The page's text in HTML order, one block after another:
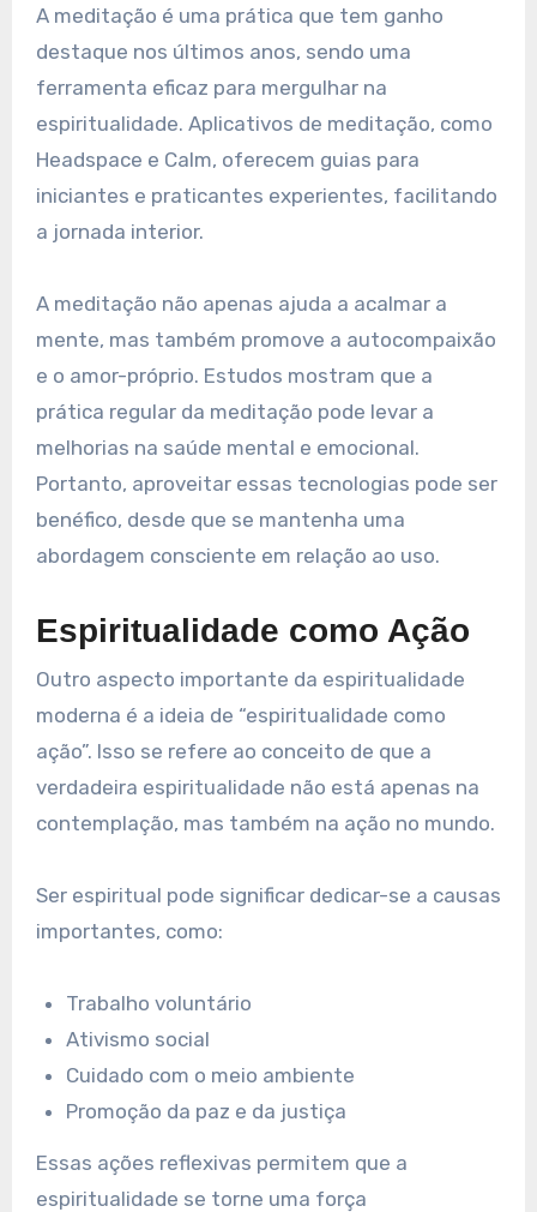
A meditação é uma prática que tem ganho
destaque nos últimos anos, sendo uma
ferramenta eficaz para mergulhar na
espiritualidade. Aplicativos de meditação, como
Headspace e Calm, oferecem guias para
iniciantes e praticantes experientes, facilitando
a jornada interior.
A meditação não apenas ajuda a acalmar a
mente, mas também promove a autocompaixão
e o amor-próprio. Estudos mostram que a
prática regular da meditação pode levar a
melhorias na saúde mental e emocional.
Portanto, aproveitar essas tecnologias pode ser
benéfico, desde que se mantenha uma
abordagem consciente em relação ao uso.
Espiritualidade como Ação
Outro aspecto importante da espiritualidade
moderna é a ideia de “espiritualidade como
ação”. Isso se refere ao conceito de que a
verdadeira espiritualidade não está apenas na
contemplação, mas também na ação no mundo.
Ser espiritual pode significar dedicar-se a causas
importantes, como:
Trabalho voluntário
Ativismo social
Cuidado com o meio ambiente
Promoção da paz e da justiça
Essas ações reflexivas permitem que a
espiritualidade se torne uma força